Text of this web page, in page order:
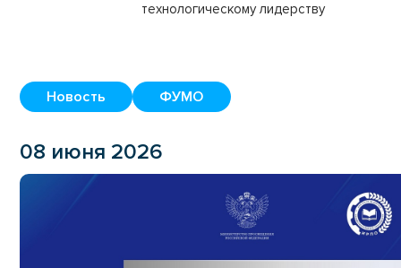
технологическому лидерству
Новость ФУМО
08 июня 2026